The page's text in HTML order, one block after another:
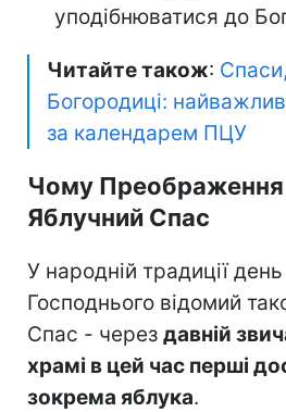
уподібнюватися до
Читайте також:
Богородиці:
за календарем ПЦУ
Чому Преображення
Яблучний Спас
У народній традиції
Господнього відомий
Спас - через давній
храмі в цей час перші
зокрема яблука.